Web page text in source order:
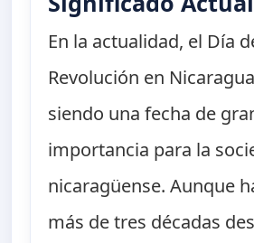
En la actualidad, el Día
Revolución en
siendo una fecha de
importancia para la
nicaragüense. Aunque
más de tres décadas